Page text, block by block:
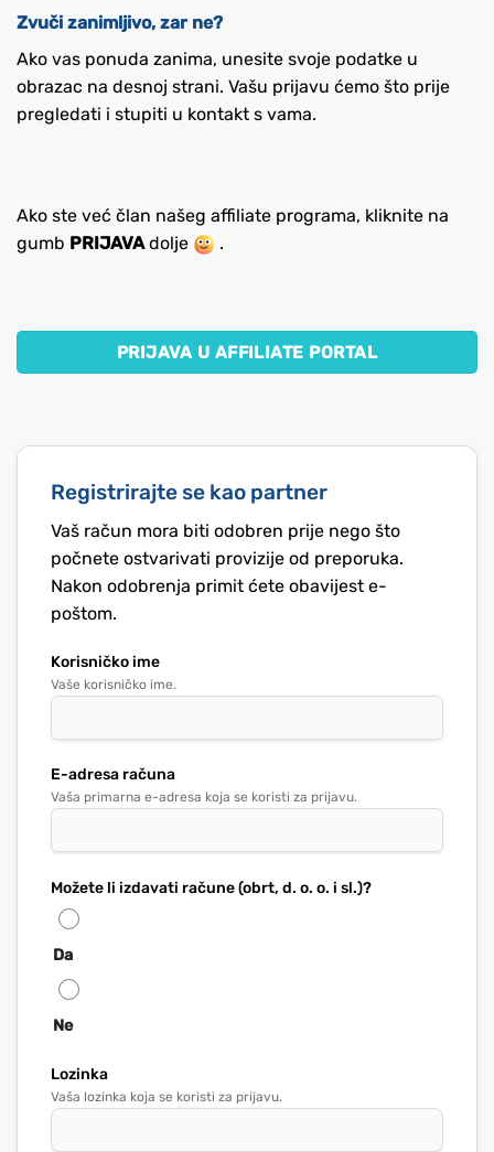
Zvuči zanimljivo, zar ne?
Ako vas ponuda zanima, unesite svoje podatke u
obrazac na desnoj strani. Vašu prijavu ćemo što prije
pregledati i stupiti u kontakt s vama.
Ako ste već član našeg affiliate programa, kliknite na
gumb PRIJAVAdolje .
PRIJAVA U AFFILIATE PORTAL
Registrirajte se kao partner
Vaš račun mora biti odobren prije nego što
počnete ostvarivati provizije od preporuka.
Nakon odobrenja primit ćete obavijest e-
poštom.
Korisničko ime
Vaše korisničko ime.
E-adresa računa
Vaša primarna e-adresa koja se koristi za prijavu.
Možete li izdavati račune (obrt, d. o. o. i sl.)?
Da
Ne
Lozinka
Vaša lozinka koja se koristi za prijavu.